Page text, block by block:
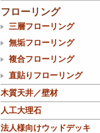
フローリング
三層フローリング
無垢フローリング
複合フローリング
直貼りフローリング
木質天井／壁材
人工大理石
法人様向けウッドデッキ